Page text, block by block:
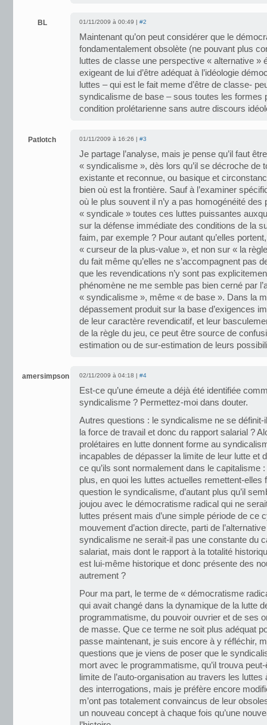
BL 01/11/2009 à 00:49 | #2
Maintenant qu’on peut considérer que le
fondamentalement obsolète (ne pouvant plus
luttes de classe une perspective « alternative »
exigeant de lui d’être adéquat à l’idéologie
luttes – qui est le fait meme d’être de classe-
syndicalisme de base – sous toutes les formes
condition prolétarienne sans autre discours
Patlotch 01/11/2009 à 16:26 | #3
Je partage l’analyse, mais je pense qu’il faut
« syndicalisme », dès lors qu’il se décroche de
existante et reconnue, ou basique et
bien où est la frontière. Sauf à l’examiner
où le plus souvent il n’y a pas homogénéité
« syndicale » toutes ces luttes puissantes
sur la défense immédiate des conditions de la
faim, par exemple ? Pour autant qu’elles
« curseur de la plus-value », et non sur « la
du fait même qu’elles ne s’accompagnent pas
que les revendications n’y sont pas
phénomène ne me semble pas bien cerné par
« syndicalisme », même « de base ». Dans la
dépassement produit sur la base d’exigences
de leur caractère revendicatif, et leur
de la règle du jeu, ce peut être source de
estimation ou de sur-estimation de leurs
amersimpson 02/11/2009 à 04:18 | #4
Est-ce qu’une émeute a déjà été identifiée
syndicalisme ? Permettez-moi dans douter.
Autres questions : le syndicalisme ne se
la force de travail et donc du rapport salarial ?
prolétaires en lutte donnent forme au
incapables de dépasser la limite de leur lutte et
ce qu’ils sont normalement dans le capitalisme
plus, en quoi les luttes actuelles remettent-elles
question le syndicalisme, d’autant plus qu’il
joujou avec le démocratisme radical qui ne
luttes présent mais d’une simple période de ce
mouvement d’action directe, parti de
syndicalisme ne serait-il pas une constante du
salariat, mais dont le rapport à la totalité
est lui-même historique et donc présente des
autrement ?
Pour ma part, le terme de « démocratisme
qui avait changé dans la dynamique de la lutte
programmatisme, du pouvoir ouvrier et de ses
de masse. Que ce terme ne soit plus adéquat
passe maintenant, je suis encore à y réfléchir,
questions que je viens de poser que le
mort avec le programmatisme, qu’il trouva
limite de l’auto-organisation au travers les
des interrogations, mais je préfère encore
m’ont pas totalement convaincus de leur
un nouveau concept à chaque fois qu’une